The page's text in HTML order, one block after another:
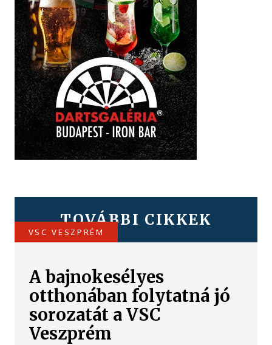
TOVÁBBI CIKKEK
VSC VESZPRÉM
A bajnokesélyes
otthonában folytatná jó
sorozatát a VSC
Veszprém